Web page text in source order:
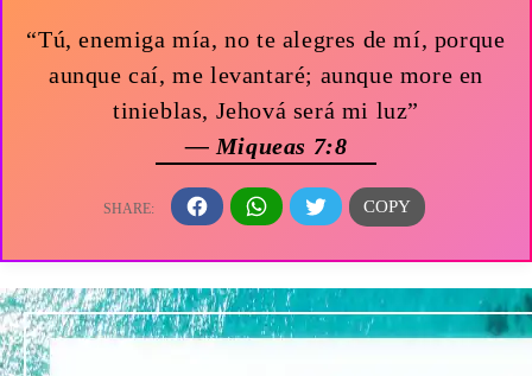
“Tú, enemiga mía, no te alegres de mí, porque
aunque caí, me levantaré; aunque more en
tinieblas, Jehová será mi luz”
— Miqueas 7:8